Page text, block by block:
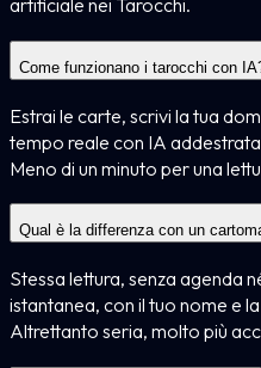
artificiale nei Tarocchi.
Come funzionano i tarocchi con
Estrai le carte, scrivi la tua
tempo reale con IA
Meno di un minuto per una
Qual è la differenza con un
Stessa lettura, senza agenda
istantanea, con il tuo nome e
Altrettanto seria, molto più